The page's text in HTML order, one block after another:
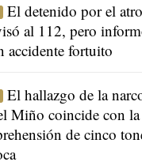
El detenido por el
al 112, pero
accidente fortuito
El hallazgo de la
Miño coincide con la
de cinco